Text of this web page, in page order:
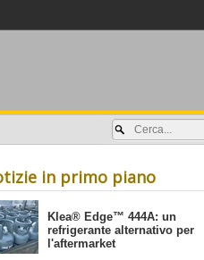
in primo piano
​Klea® Edge™ 444A: un
refrigerante alternativo per
l'aftermarket